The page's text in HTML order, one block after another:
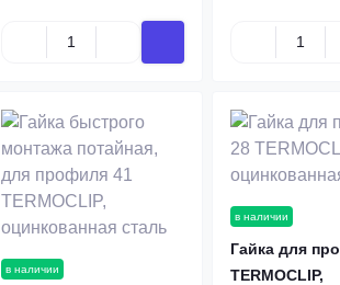
в наличии
в наличии
Гайка для
TERMOCLIP,